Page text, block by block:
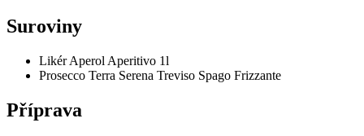
Suroviny
Likér Aperol Aperitivo 1l
Prosecco Terra Serena Treviso Spago Frizzante
Příprava